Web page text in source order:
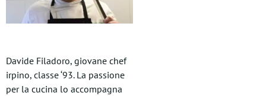
Davide Filadoro, giovane chef
irpino, classe ‘93. La passione
per la cucina lo accompagna